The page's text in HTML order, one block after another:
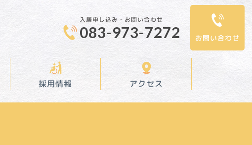
入居申し込み・お問い合わせ
083-973-7272 お問い合わせ
採用情報 アクセス